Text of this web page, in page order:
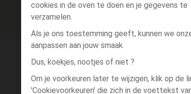
cookies in de oven te doen en je gegevens te
verzamelen.
Als je ons toestemming geeft, kunnen we
aanpassen aan jouw smaak.
Dus, koekjes, nootjes of niet ?
Om je voorkeuren later te wijzigen, klik op de
'Cookievoorkeuren' die zich in de voettekst